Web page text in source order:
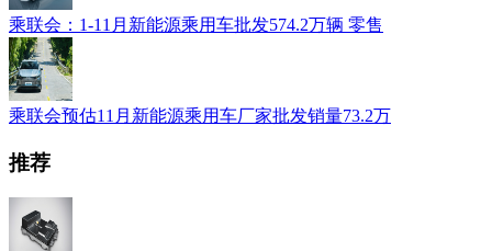
乘联会：1-11月新能源乘用车批发574.2万辆 零售
乘联会预估11月新能源乘用车厂家批发销量73.2万
推荐